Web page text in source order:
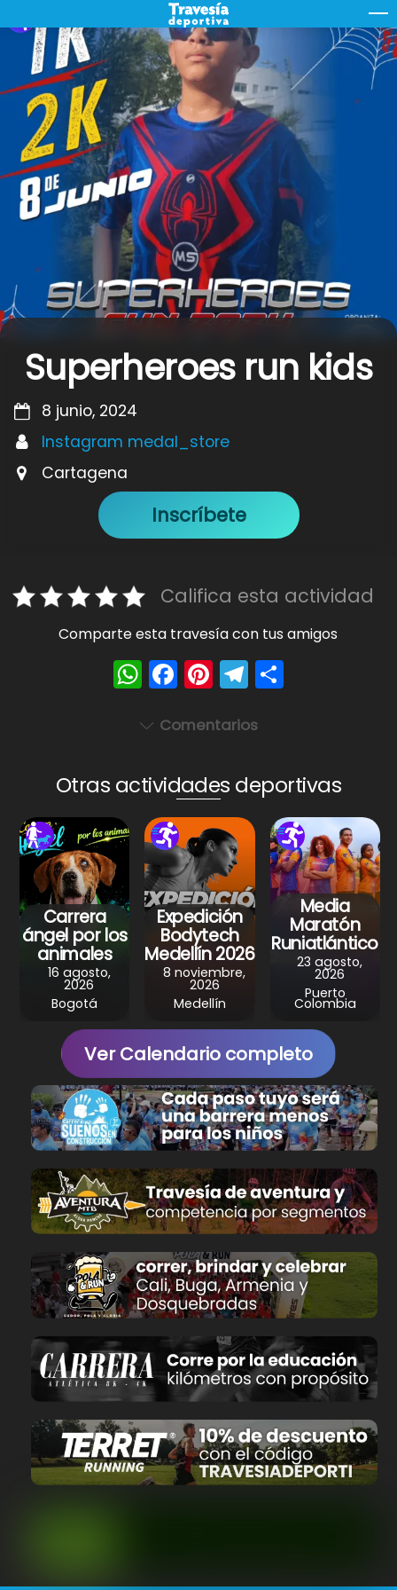
to
content
Superheroes run kids
8 junio, 2024
Instagram medal_store
Cartagena
Inscríbete
Califica esta actividad
Comparte esta travesía con tus amigos
W
h
a
A
p
p
F
a
c
b
o
o
k
Pi
nt
er
st
T
el
e
a
m
Comentarios
Otras actividades deportivas
Carrera
ángel por los
animales
16 agosto,
2026
Bogotá
Expedición
Bodytech
Medellín 2026
8 noviembre,
2026
Medellín
Media
Maratón
Runiatlántico
23 agosto,
2026
Puerto
Colombia
Ver Calendario completo